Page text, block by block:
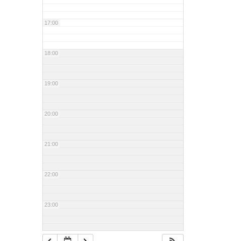
17:00
18:00
19:00
20:00
21:00
22:00
23:00